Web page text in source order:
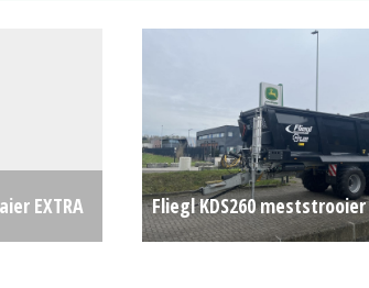
EXTRA
Fliegl KDS260 meststrooier